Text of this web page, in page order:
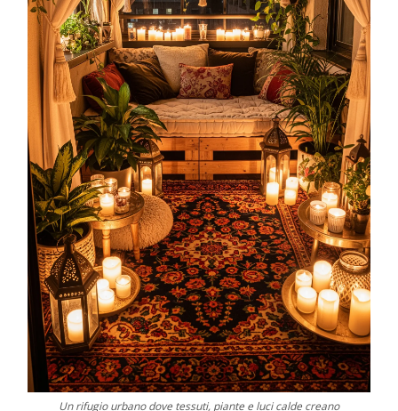
Un rifugio urbano dove tessuti, piante e luci calde creano